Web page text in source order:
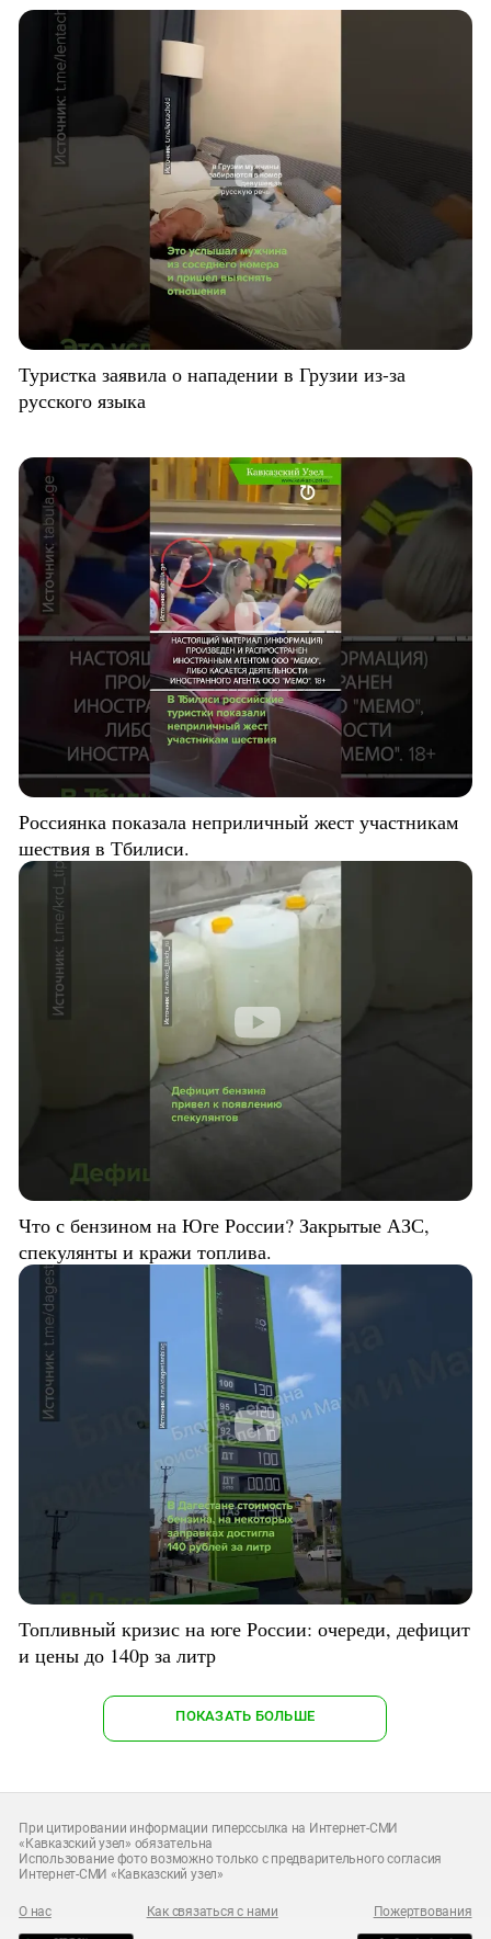
Туристка заявила о нападении в Грузии из-за
русского языка
Россиянка показала неприличный жест участникам
шествия в Тбилиси.
Что с бензином на Юге России? Закрытые АЗС,
спекулянты и кражи топлива.
Топливный кризис на юге России: очереди, дефицит
и цены до 140р за литр
ПОКАЗАТЬ БОЛЬШЕ
При цитировании информации гиперссылка на Интернет-СМИ
«Кавказский узел» обязательна
Использование фото возможно только с предварительного согласия
Интернет-СМИ «Кавказский узел»
О нас Как связаться с нами Пожертвования